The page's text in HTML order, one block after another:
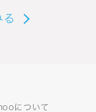
る
について